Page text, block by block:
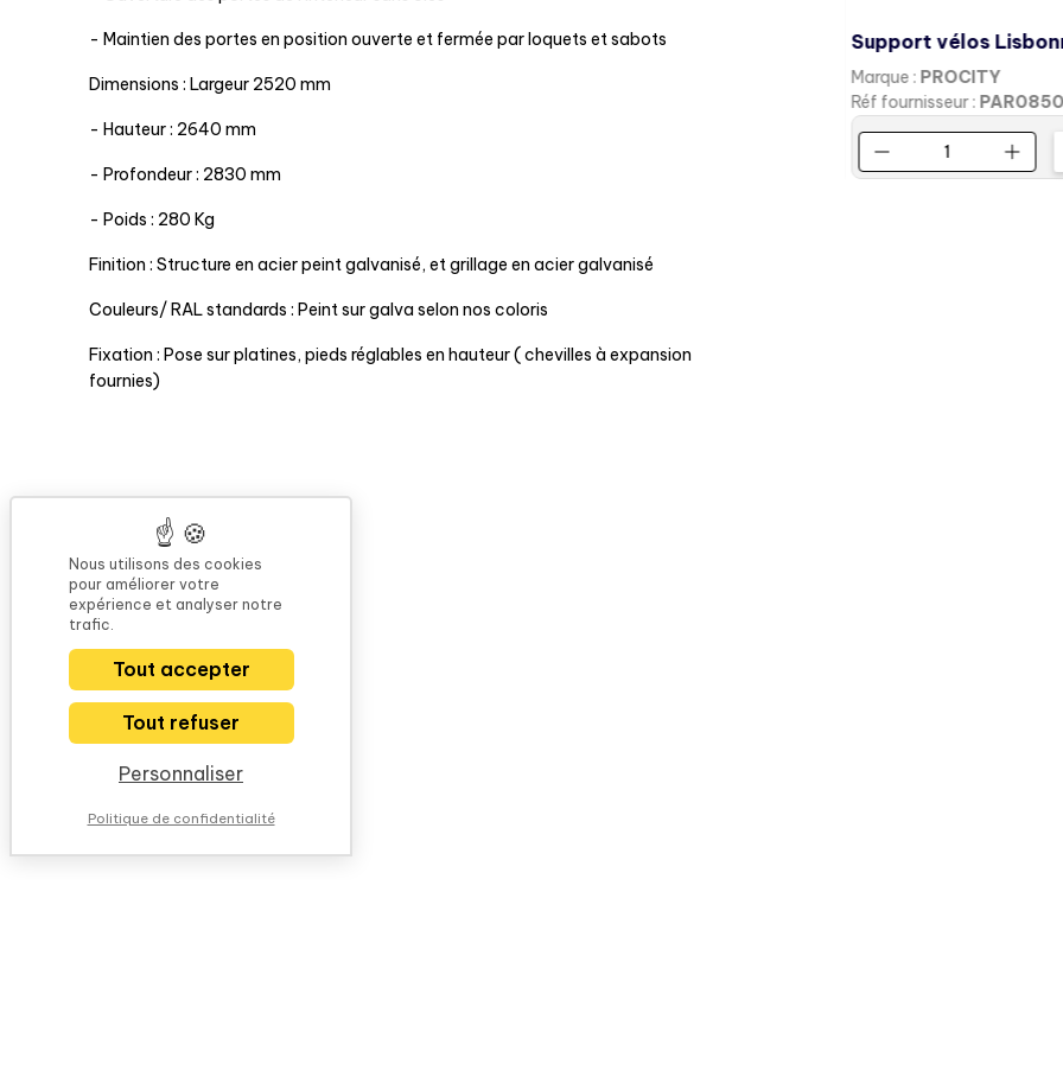
- Maintien des portes en position ouverte et fermée par loquets et sabots
Dimensions : Largeur 2520 mm
- Hauteur : 2640 mm
- Profondeur : 2830 mm
- Poids : 280 Kg
Finition : Structure en acier peint galvanisé, et grillage en acier galvanisé
Couleurs/ RAL standards : Peint sur galva selon nos coloris
Fixation : Pose sur platines, pieds réglables en hauteur ( chevilles à expansion
fournies)
Support vélos
Marque : PROCITY
Réf fournisseur : PAR0850
Nous utilisons des cookies
pour améliorer votre
expérience et analyser notre
trafic.
Tout accepter
Tout refuser
Personnaliser
Politique de confidentialité